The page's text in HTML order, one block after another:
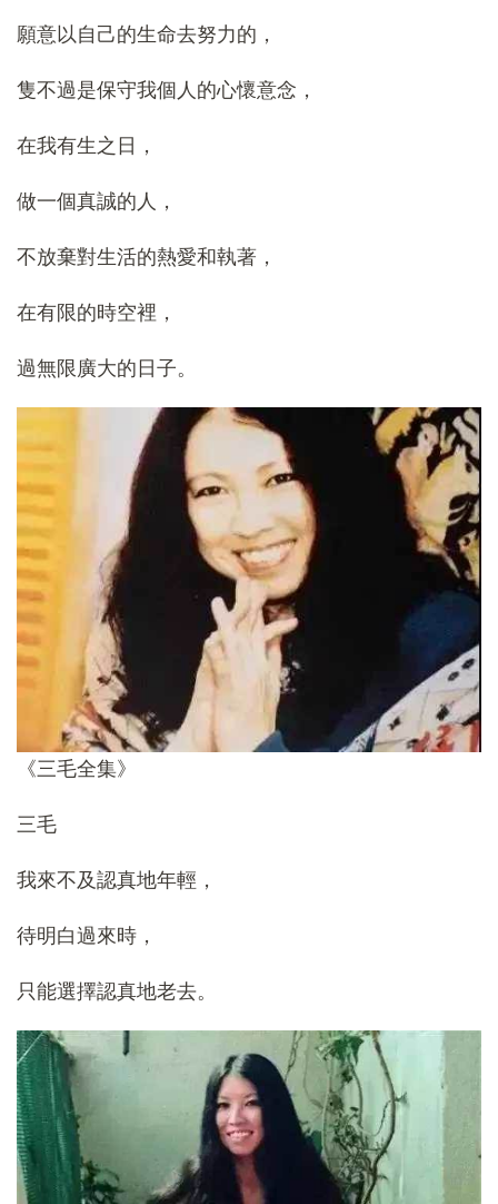
願意以自己的生命去努力的，
隻不過是保守我個人的心懷意念，
在我有生之日，
做一個真誠的人，
不放棄對生活的熱愛和執著，
在有限的時空裡，
過無限廣大的日子。
《三毛全集》
三毛
我來不及認真地年輕，
待明白過來時，
只能選擇認真地老去。